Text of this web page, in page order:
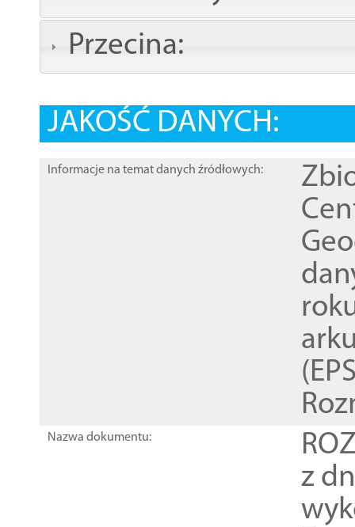
Przecina:
JAKOŚĆ DANYCH:
Informacje na temat danych źródłowych:
Nazwa dokumentu:
z